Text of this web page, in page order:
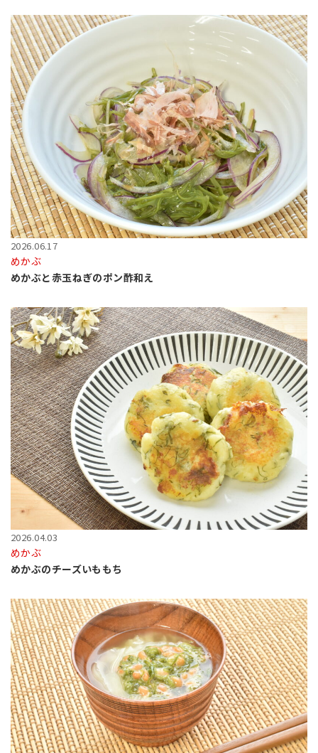
2026.06.17
めかぶ
めかぶと赤玉ねぎのポン酢和え
2026.04.03
めかぶ
めかぶのチーズいももち